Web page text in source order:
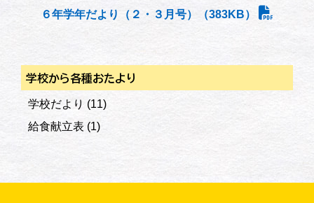
６年学年だより（２・３月号）（383KB）
学校から各種おたより
学校だより (11)
給食献立表 (1)